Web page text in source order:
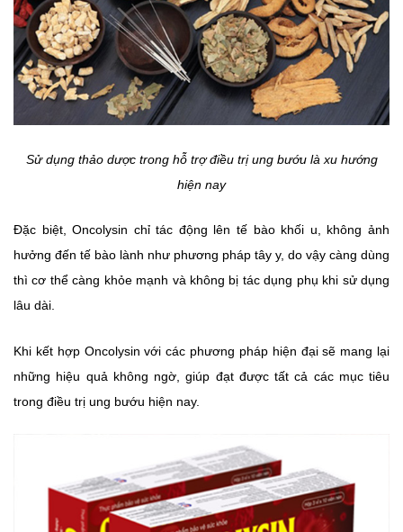
Sử dụng thảo dược trong hỗ trợ điều trị ung bướu là xu hướng
hiện nay
Đặc biệt, Oncolysin chỉ tác động lên tế bào khối u, không ảnh
hưởng đến tế bào lành như phương pháp tây y, do vậy càng dùng
thì cơ thể càng khỏe mạnh và không bị tác dụng phụ khi sử dụng
lâu dài.
Khi kết hợp Oncolysin với các phương pháp hiện đại sẽ mang lại
những hiệu quả không ngờ, giúp đạt được tất cả các mục tiêu
trong điều trị ung bướu hiện nay.